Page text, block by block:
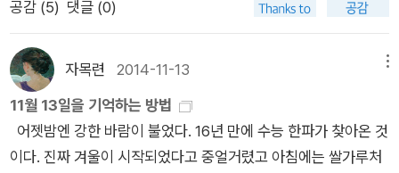
이고자 하는 마음만큼 강한 것은 없다. 역사 이래 그 어떤 총칼과
억압과 배제도 '사람의 말들', '사람의 절규들', '사람이고자 하는
희망의 몸부림들'을 막지 못했다. 새로운 세계로 넘어가는 사람들
의 발걸음을 막지 못했다. 때론 외롭고 힘들더라도 그 길에 '사
람'이 있다면 어디서든 빛이 비칠 것이다. --- (중략) --- 이 견딜
수 없는 절망들에 휩싸여 있는 게 너무나 힘들었던가 보다. 그 강
인하던 눈에 눈물이 흐르는데 아무 말도 못 하고 눈만 감고 있었
원망하지 말았으면 좋겠다. 몸과 마음은 이토록 멀고 같이 하기가
참으로 어려운 관계임을 그는 알 것 같다. 그는 나보다 백 배는 힘
이 쎈 사람이니 말이다. 그의 육체적 고난과 고통은 몹시 아프다.
그렇기는 해도 가진자가 승리하는 역사에 맞서 없는 자도 승리하
는 새 역사를 살고자 하는 그가 (미안하지만) 진심으로 부럽다.
공감 (5) 댓글 (0)
자목련 2014-11-13
11월 13일을 기억하는 방법
어젯밤엔 강한 바람이 불었다. 16년 만에 수능 한파가 찾아온 것
이다. 진짜 겨울이 시작되었다고 중얼거렸고 아침에는 쌀가루처